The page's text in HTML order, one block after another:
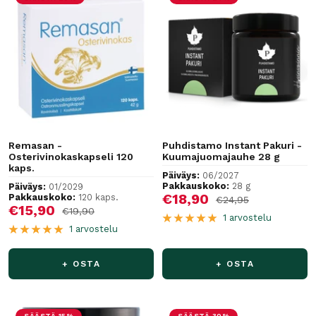
Remasan -
Osterivinokaskapseli 120
kaps.
Päiväys: 01/2029
Pakkauskoko: 120 kaps.
Alennushinta
€15,90 Normaalihinta
€19,90
1 arvostelu
+ OSTA
Puhdistamo Instant Pakuri -
Kuumajuomajauhe 28 g
Päiväys: 06/2027
Pakkauskoko: 28 g
Alennushinta
€18,90 Normaalihinta
€24,95
1 arvostelu
+ OSTA